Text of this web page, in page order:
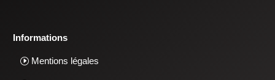
Informations
Mentions légales